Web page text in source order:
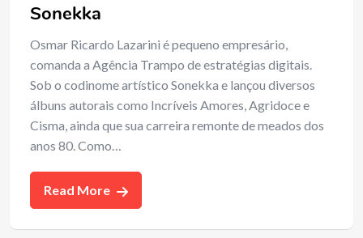
Sonekka
Osmar Ricardo Lazarini é pequeno empresário,
comanda a Agência Trampo de estratégias digitais.
Sob o codinome artístico Sonekka e lançou diversos
álbuns autorais como Incríveis Amores, Agridoce e
Cisma, ainda que sua carreira remonte de meados dos
anos 80. Como…
Read More